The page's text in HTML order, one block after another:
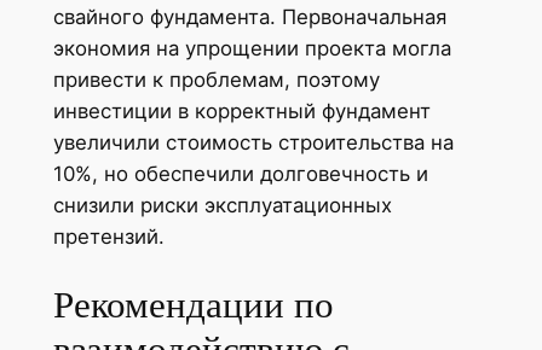
свайного фундамента. Первоначальная
экономия на упрощении проекта могла
привести к проблемам, поэтому
инвестиции в корректный фундамент
увеличили стоимость строительства на
10%, но обеспечили долговечность и
снизили риски эксплуатационных
претензий.
Рекомендации по